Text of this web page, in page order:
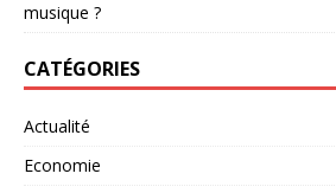
musique ?
CATÉGORIES
Actualité
Economie